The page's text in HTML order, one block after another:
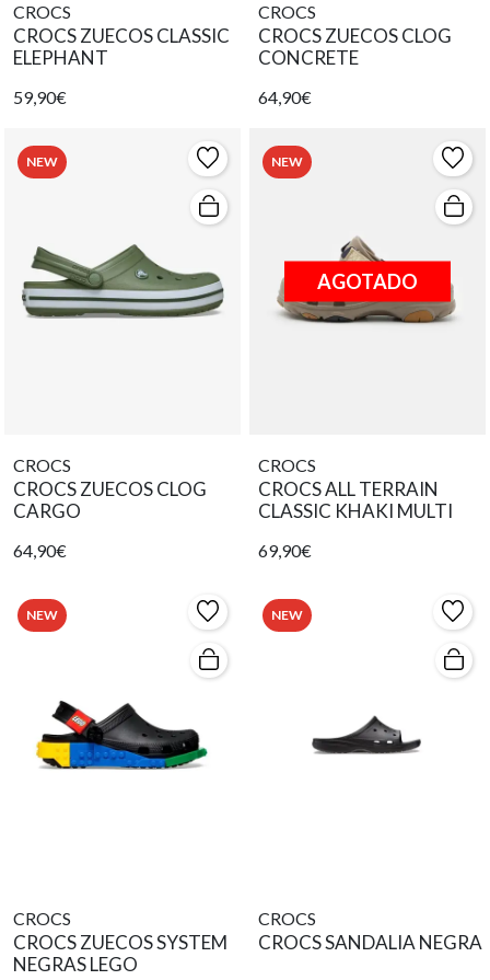
CROCS
CROCS ZUECOS CLASSIC
ELEPHANT
59,90€
CROCS
CROCS ZUECOS CLOG
CONCRETE
64,90€
NEW
CROCS
CROCS ZUECOS CLOG
CARGO
64,90€
NEW
AGOTADO
CROCS
CROCS ALL TERRAIN
CLASSIC KHAKI MULTI
69,90€
NEW
CROCS
CROCS ZUECOS SYSTEM
NEGRAS LEGO
NEW
CROCS
CROCS SANDALIA NEGRA